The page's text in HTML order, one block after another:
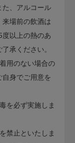
た、アルコール
場前の飲酒は
以上の熱のあ
承ください。
用のない場合の
自身でご用意を
を必ず実施しま
禁止といたしま